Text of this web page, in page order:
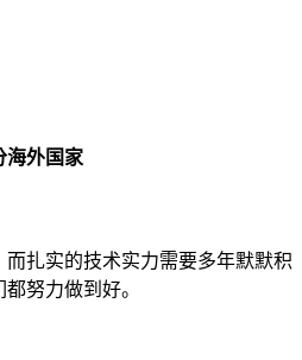
海外国家
扎实的技术实力需要多年默默积
努力做到好。